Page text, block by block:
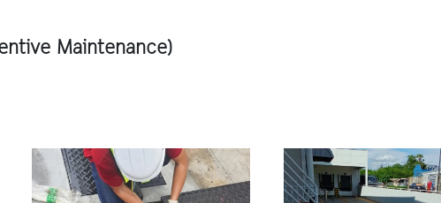
Maintenance)